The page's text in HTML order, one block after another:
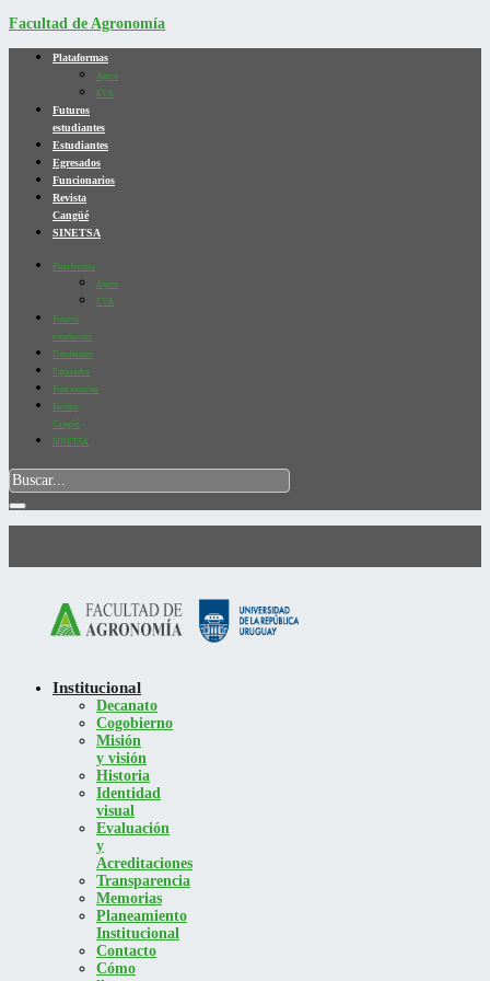
Facultad de Agronomía
Plataformas
Agros
EVA
Futuros
estudiantes
Estudiantes
Egresados
Funcionarios
Revista
Cangüé
SINETSA
Plataformas
Agros
EVA
Futuros
estudiantes
Estudiantes
Egresados
Funcionarios
Revista
Cangüé
SINETSA
Institucional
Decanato
Cogobierno
Misión
y visión
Historia
Identidad
visual
Evaluación
y
Acreditaciones
Transparencia
Memorias
Planeamiento
Institucional
Contacto
Cómo